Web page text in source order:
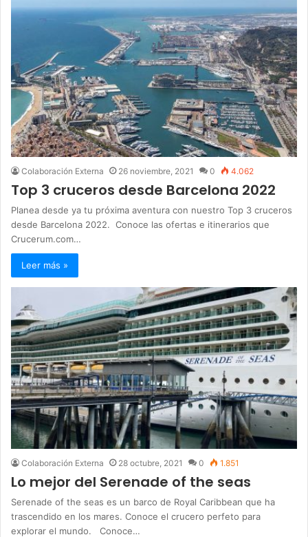
Colaboración Externa 26 noviembre, 2021 0 4.062
Top 3 cruceros desde Barcelona 2022
Planea desde ya tu próxima aventura con nuestro Top 3 cruceros
desde Barcelona 2022. Conoce las ofertas e itinerarios que
Crucerum.com…
Leer más »
Colaboración Externa 28 octubre, 2021 0 1.851
Lo mejor del Serenade of the seas
Serenade of the seas es un barco de Royal Caribbean que ha
trascendido en los mares. Conoce el crucero perfeto para
explorar el mundo. Conoce…